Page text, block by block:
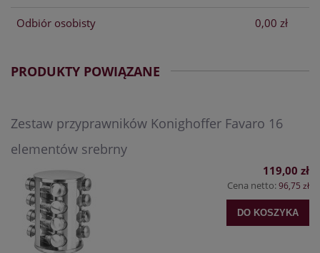
Odbiór osobisty 0,00 zł
PRODUKTY POWIĄZANE
Zestaw przyprawników Konighoffer Favaro 16
elementów srebrny
119,00 zł
Cena netto:96,75 zł
DO KOSZYKA